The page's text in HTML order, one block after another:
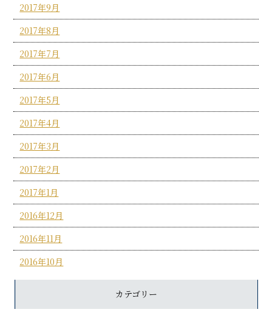
2017年9月
2017年8月
2017年7月
2017年6月
2017年5月
2017年4月
2017年3月
2017年2月
2017年1月
2016年12月
2016年11月
2016年10月
カテゴリー